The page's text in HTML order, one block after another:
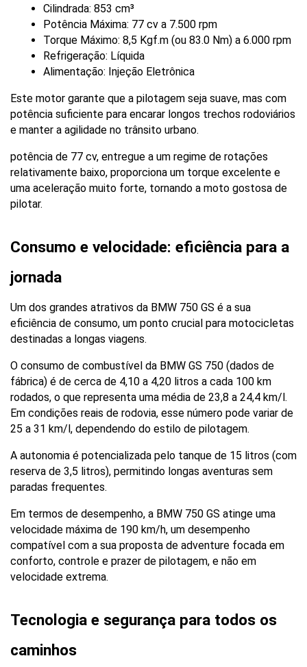
Cilindrada: 853 cm³
Potência Máxima: 77 cv a 7.500 rpm
Torque Máximo: 8,5 Kgf.m (ou 83.0 Nm) a 6.000 rpm
Refrigeração: Líquida
Alimentação: Injeção Eletrônica
Este motor garante que a pilotagem seja suave, mas com
potência suficiente para encarar longos trechos rodoviários
e manter a agilidade no trânsito urbano.
potência de 77 cv, entregue a um regime de rotações
relativamente baixo, proporciona um torque excelente e
uma aceleração muito forte, tornando a moto gostosa de
pilotar.
Consumo e velocidade: eficiência para a
jornada
Um dos grandes atrativos da BMW 750 GS é a sua
eficiência de consumo, um ponto crucial para motocicletas
destinadas a longas viagens.
O consumo de combustível da BMW GS 750 (dados de
fábrica) é de cerca de 4,10 a 4,20 litros a cada 100 km
rodados, o que representa uma média de 23,8 a 24,4 km/l.
Em condições reais de rodovia, esse número pode variar de
25 a 31 km/l, dependendo do estilo de pilotagem.
A autonomia é potencializada pelo tanque de 15 litros (com
reserva de 3,5 litros), permitindo longas aventuras sem
paradas frequentes.
Em termos de desempenho, a BMW 750 GS atinge uma
velocidade máxima de 190 km/h, um desempenho
compatível com a sua proposta de adventure focada em
conforto, controle e prazer de pilotagem, e não em
velocidade extrema.
Tecnologia e segurança para todos os
caminhos